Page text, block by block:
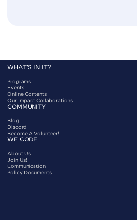
WHAT'S IN IT?
Programs
Events
Online Contents
Our Impact Collaborations
COMMUNITY
Blog
Discord
Become A Volunteer!
WE CODE
About Us
Join Us!
Communication
Policy Documents